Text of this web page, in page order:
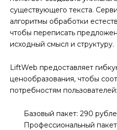
существующего текста.
алгоритмы обработки
чтобы переписать
исходный смысл и структуру.
LiftWeb предоставляет
ценообразования, чтобы
потребностям пользователей:
Базовый пакет: 290
Профессиональный